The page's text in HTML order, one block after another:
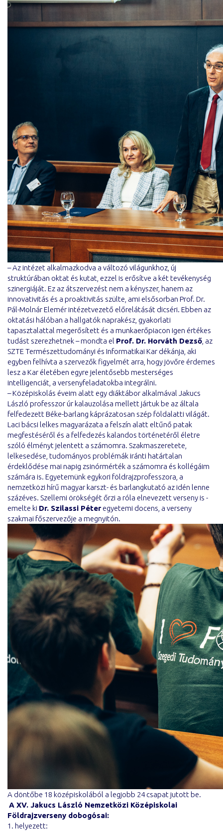
– Az intézet alkalmazkodva a változó világunkhoz, új
struktúrában oktat és kutat, ezzel is erősítve a két tevékenység
szinergiáját. Ez az átszervezést nem a kényszer, hanem az
innovativitás és a proaktivitás szülte, ami elsősorban Prof. Dr.
Pál-Molnár Elemér intézetvezető előrelátását dicséri. Ebben az
oktatási hálóban a hallgatók naprakész, gyakorlati
tapasztalattal megerősített és a munkaerőpiacon igen értékes
tudást szerezhetnek – mondta el Prof. Dr. Horváth Dezső , az
SZTE Természettudományi és Informatikai Kar dékánja, aki
egyben felhívta a szervezők figyelmét arra, hogy jövőre érdemes
lesz a Kar életében egyre jelentősebb mesterséges
intelligenciát, a versenyfeladatokba integrálni.
– Középiskolás éveim alatt egy diáktábor alkalmával Jakucs
László professzor úr kalauzolása mellett jártuk be az általa
felfedezett Béke-barlang káprázatosan szép földalatti világát.
Laci bácsi lelkes magyarázata a felszín alatt eltűnő patak
megfestéséről és a felfedezés kalandos történetéről életre
szóló élményt jelentett a számomra. Szakmaszeretete,
lelkesedése, tudományos problémák iránti határtalan
érdeklődése mai napig zsinórmérték a számomra és kollégáim
számára is. Egyetemünk egykori földrajzprofesszora, a
nemzetközi hírű magyar karszt- és barlangkutató az idén lenne
százéves. Szellemi örökségét őrzi a róla elnevezett verseny is -
emelte ki Dr. Szilassi Péter egyetemi docens, a verseny
szakmai főszervezője a megnyitón.
A döntőbe 18 középiskolából a legjobb 24 csapat jutott be.
A XV. Jakucs László Nemzetközi Középiskolai
Földrajzverseny dobogósai:
1. helyezett: